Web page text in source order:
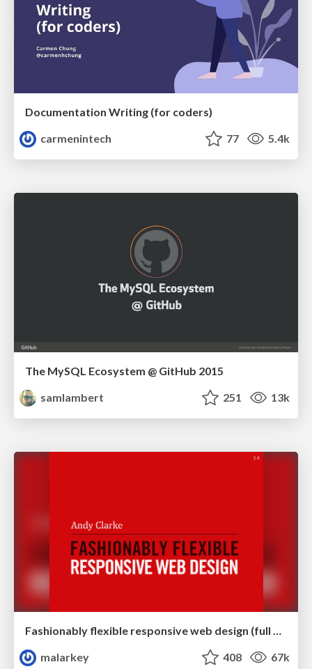
Documentation Writing (for coders)
carmenintech
77 5.4k
The MySQL Ecosystem @ GitHub 2015
samlambert
251 13k
Fashionably flexible responsive web design (full day workshop)
malarkey
408 67k